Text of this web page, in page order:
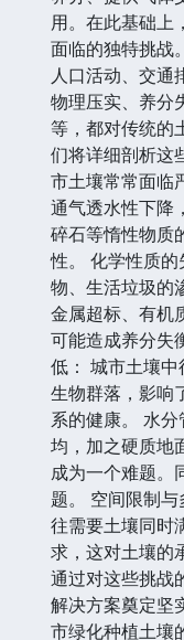
用。在此基础上
面临的独特挑战
人口活动、交通
物理压实、养分
等，都对传统的
们将详细剖析这
市土壤常常面临
通气透水性下降
碎石等惰性物质
性。 化学性质
物、生活垃圾的
金属超标、有机
可能造成养分失
低： 城市土壤
生物群落，影响
系的健康。 水
均，加之硬质地
成为一个难题。
题。 空间限制
往需要土壤同时
求，这对土壤的
通过对这些挑战
解决方案奠定坚
市绿化种植土壤